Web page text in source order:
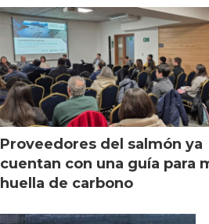
Proveedores del salmón ya
cuentan con una guía para
huella de carbono